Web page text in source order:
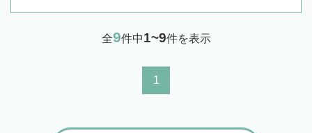
全9件中1~9件を表示
1